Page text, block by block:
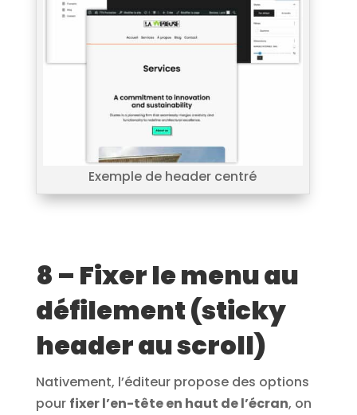
Exemple de header centré
8 – Fixer le menu au
défilement (sticky
header au scroll)
Nativement, l’éditeur propose des options
pour fixer l’en-tête en haut de l’écran, on